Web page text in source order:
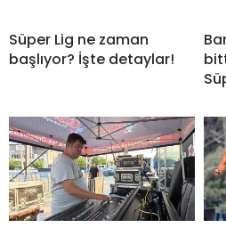
Süper Lig ne zaman
başlıyor? İşte detaylar!